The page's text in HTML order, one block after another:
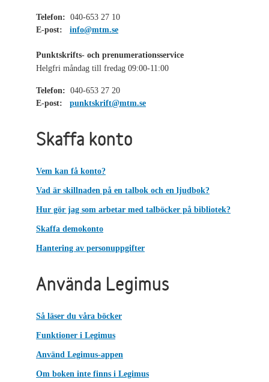
Telefon: 040-653 27 10
E-post:
info@mtm.se
Punktskrifts- och prenumerationsservice
Helgfri måndag till fredag 09:00-11:00
Telefon: 040-653 27 20
E-post:
punktskrift@mtm.se
Skaffa konto
Vem kan få konto?
Vad är skillnaden på en talbok och en ljudbok?
Hur gör jag som arbetar med talböcker på bibliotek?
Skaffa demokonto
Hantering av personuppgifter
Använda Legimus
Så läser du våra böcker
Funktioner i Legimus
Använd Legimus-appen
Om boken inte finns i Legimus